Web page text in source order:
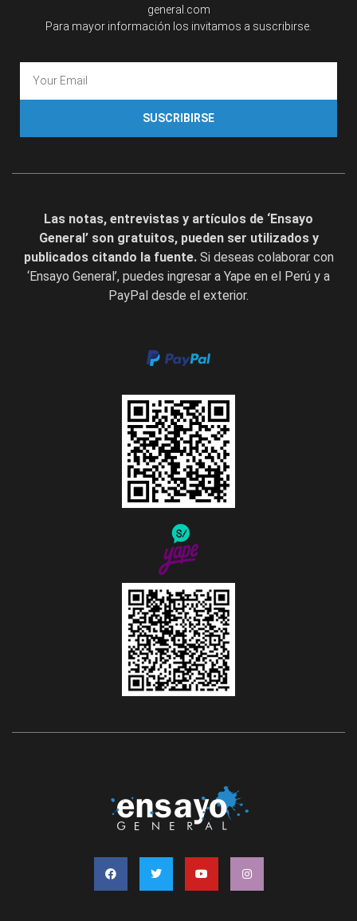
general.com
Para mayor información los invitamos a suscribirse.
SUSCRIBIRSE
Las notas, entrevistas y artículos de ‘Ensayo
General’ son gratuitos, pueden ser utilizados y
publicados citando la fuente. Si deseas colaborar con
‘Ensayo General’, puedes ingresar a Yape en el Perú y a
PayPal desde el exterior.